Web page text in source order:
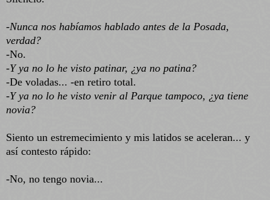
-Nunca nos habíamos hablado antes de la Posada,
verdad?
-No.
-Y ya no lo he visto patinar, ¿ya no patina?
-De voladas... -en retiro total.
-Y ya no lo he visto venir al Parque tampoco, ¿ya tiene
novia?
Siento un estremecimiento y mis latidos se aceleran... y
así contesto rápido:
-No, no tengo novia...